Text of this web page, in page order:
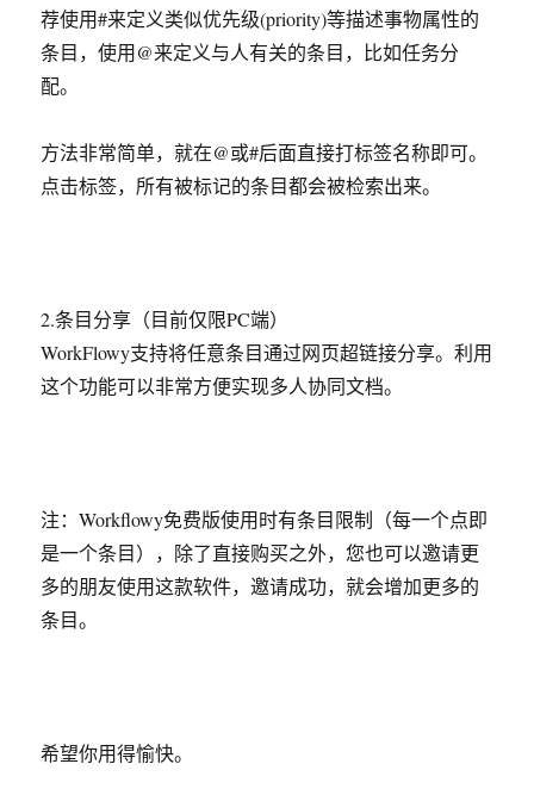
荐使用#来定义类似优先级(priority)等描述事物属性的
条目，使用@来定义与人有关的条目，比如任务分
配。
方法非常简单，就在@或#后面直接打标签名称即可。
点击标签，所有被标记的条目都会被检索出来。
2.条目分享（目前仅限PC端）
WorkFlowy支持将任意条目通过网页超链接分享。利用
这个功能可以非常方便实现多人协同文档。
注：Workflowy免费版使用时有条目限制（每一个点即
是一个条目），除了直接购买之外，您也可以邀请更
多的朋友使用这款软件，邀请成功，就会增加更多的
条目。
希望你用得愉快。